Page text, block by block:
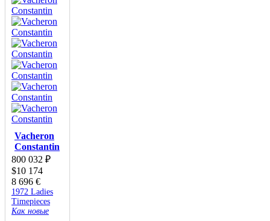
Vacheron
Constantin
800 032 ₽
$10 174
8 696 €
1972 Ladies
Timepieces
Как новые